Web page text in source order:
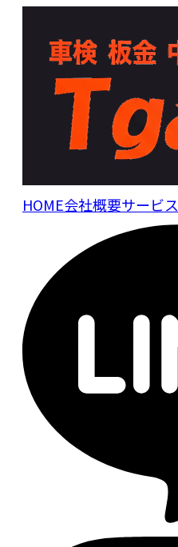
HOME会社概要サービス